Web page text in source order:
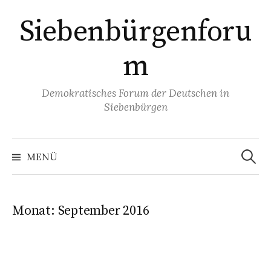
zum
Inhalt
Siebenbürgenforu
m
Demokratisches Forum der Deutschen in
Siebenbürgen
MENÜ
Suchen
nach:
Monat: September 2016